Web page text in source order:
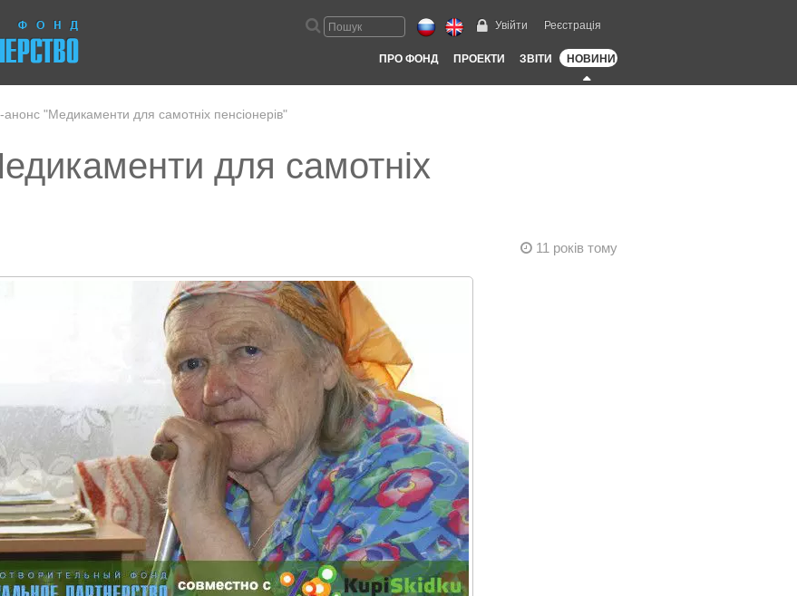
Увійти Реєстрація
ПРО ФОНД ПРОЕКТИ ЗВІТИ НОВИНИ
"Медикаменти для самотніх пенсіонерів"
для самотніх
11 років тому